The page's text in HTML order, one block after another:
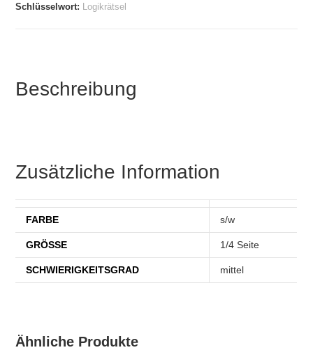
Schlüsselwort:
Logikrätsel
Beschreibung
Zusätzliche Information
FARBE s/w
GRÖSSE 1/4 Seite
SCHWIERIGKEITSGRAD mittel
Ähnliche Produkte